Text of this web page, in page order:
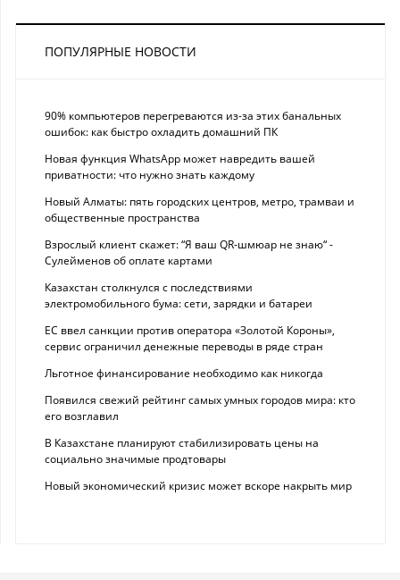
ПОПУЛЯРНЫЕ НОВОСТИ
90% компьютеров перегреваются из-за этих банальных
ошибок: как быстро охладить домашний ПК
Новая функция WhatsApp может навредить вашей
приватности: что нужно знать каждому
Новый Алматы: пять городских центров, метро, трамваи и
общественные пространства
Взрослый клиент скажет: “Я ваш QR-шмюар не знаю“ -
Сулейменов об оплате картами
Казахстан столкнулся с последствиями
электромобильного бума: сети, зарядки и батареи
ЕС ввел санкции против оператора «Золотой Короны»,
сервис ограничил денежные переводы в ряде стран
Льготное финансирование необходимо как никогда
Появился свежий рейтинг самых умных городов мира: кто
его возглавил
В Казахстане планируют стабилизировать цены на
социально значимые продтовары
Новый экономический кризис может вскоре накрыть мир